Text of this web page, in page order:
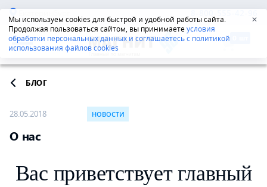
Мы используем cookies для быстрой и удобной работы сайта.
Продолжая пользоваться сайтом, вы принимаетеусловия
обработки персональных данных и соглашаетесь с политикой
использования файлов cookies
✕
Екатеринбург 8-800-555-42-96
БЛОГ
28.05.2018 НОВОСТИ
О нас
Вас приветствует главный